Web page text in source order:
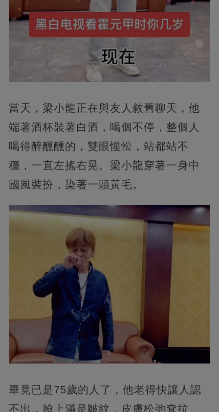
當天，梁小龍正在與友人敘舊聊天，他
端著酒杯裝著白酒，喝個不停，整個人
喝得醉醺醺的，雙眼惺忪，站都站不
穩，一直左搖右晃。梁小龍穿著一身中
國風裝扮，染著一頭黃毛。
畢竟已是75歲的人了，他老得快讓人認
不出，臉上滿是皺紋，皮膚松弛耷拉